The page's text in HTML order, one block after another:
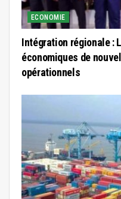
ECONOMIE
Intégration régionale :
économiques de
opérationnels